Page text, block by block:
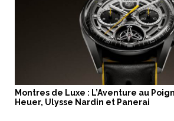
Montres de Luxe : L’Aventure au
Heuer, Ulysse Nardin et Panerai